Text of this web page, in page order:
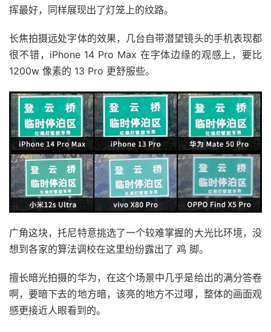
挥最好，同样展现出了灯笼上的纹路。
长焦拍摄远处字体的效果，几台自带潜望镜头的手机表现都
很不错，iPhone 14 Pro Max 在字体边缘的观感上，要比
1200w 像素的 13 Pro 更舒服些。
广角这块，托尼特意挑选了一个较难掌握的大光比环境，没
想到各家的算法调校在这里纷纷露出了 鸡 脚。
擅长暗光拍摄的华为，在这个场景中几乎是给出的满分答卷
啊，要暗下去的地方暗，该亮的地方不过曝，整体的画面观
感更接近人眼看到的。